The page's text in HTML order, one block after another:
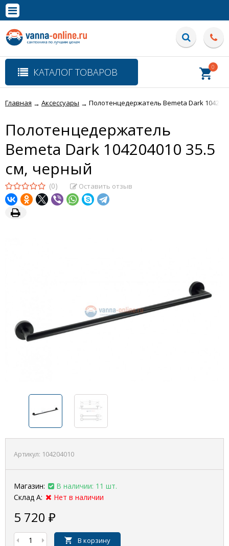
Полная версия сайта
КАТАЛОГ ТОВАРОВ 0
Главная → Аксессуары → Полотенцедержатель Bemeta Dark
Полотенцедержатель
Bemeta Dark 104204010 35.5
см, черный
(0) Оставить отзыв
Артикул: 104204010
Магазин:
В наличии: 11 шт.
Склад А:
Нет в наличии
5 720 ₽
В корзину